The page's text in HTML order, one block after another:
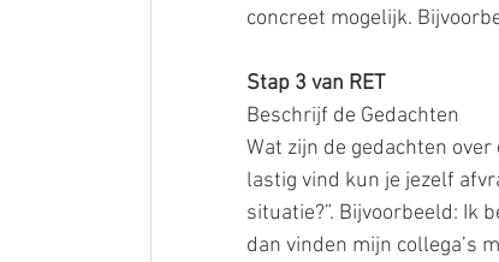
concreet mogelijk.
Stap 3 van RET
Beschrijf de Gedachten
Wat zijn de gedachten
lastig vind kun je jezelf
situatie?”. Bijvoorbeeld: Ik
dan vinden mijn collega’s